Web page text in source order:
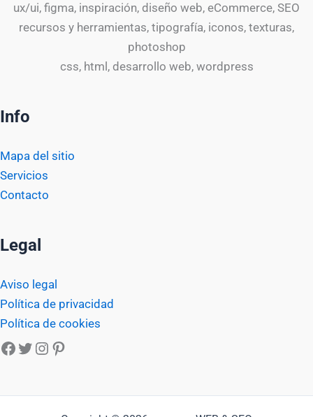
ux/ui, figma, inspiración, diseño web, eCommerce, SEO
recursos y herramientas, tipografía, iconos, texturas,
photoshop
css, html, desarrollo web, wordpress
Info
Mapa del sitio
Servicios
Contacto
Legal
Aviso legal
Política de privacidad
Política de cookies
Facebook
Twitter
Instagram
Pinterest